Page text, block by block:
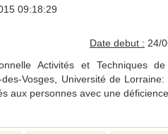
09:18:29
Date debut : 24/
Activités et Techniques
Vosges, Université de
aux personnes avec une